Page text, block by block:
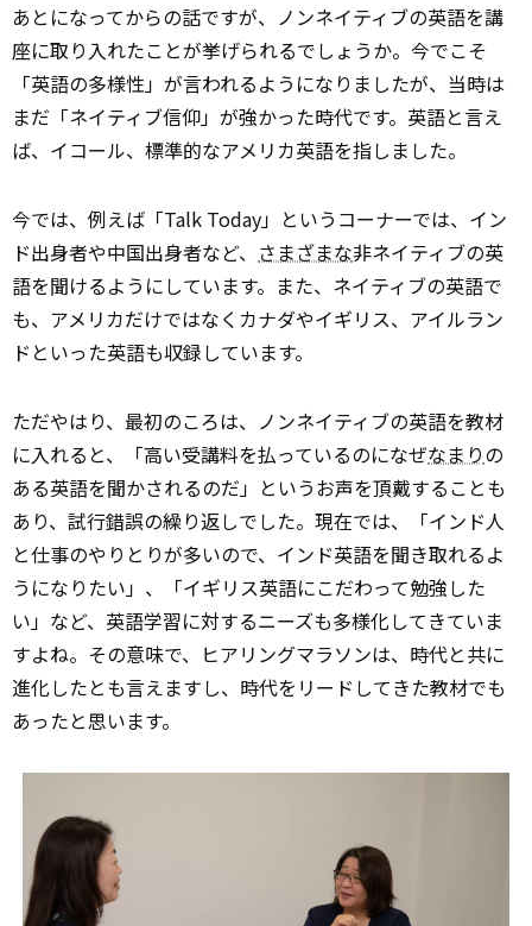
あとになってからの話ですが、ノンネイティブの英語を講
座に取り入れたことが挙げられるでしょうか。今でこそ
「英語の多様性」が言われるようになりましたが、当時は
まだ「ネイティブ信仰」が強かった時代です。英語と言え
ば、イコール、標準的なアメリカ英語を指しました。
今では、例えば「Talk Today」というコーナーでは、イン
ド出身者や中国出身者など、 さまざまな非ネイティブの英
語を聞けるようにしています。また、ネイティブの英語で
も、アメリカだけではなくカナダやイギリス、アイルラン
ドといった英語も収録しています。
ただやはり、最初のころは、ノンネイティブの英語を教材
に入れると、「高い受講料を払っているのになぜなまりの
ある英語を聞かされるのだ」というお声を頂戴することも
あり、試行錯誤の繰り返しでした。現在では、「インド人
と仕事のやりとりが多いので、インド英語を聞き取れるよ
うになりたい」、「イギリス英語にこだわって勉強した
い」など、英語学習に対するニーズも多様化してきていま
すよね。その意味で、ヒアリングマラソンは、時代と共に
進化したとも言えますし、時代をリードしてきた教材でも
あったと思います。